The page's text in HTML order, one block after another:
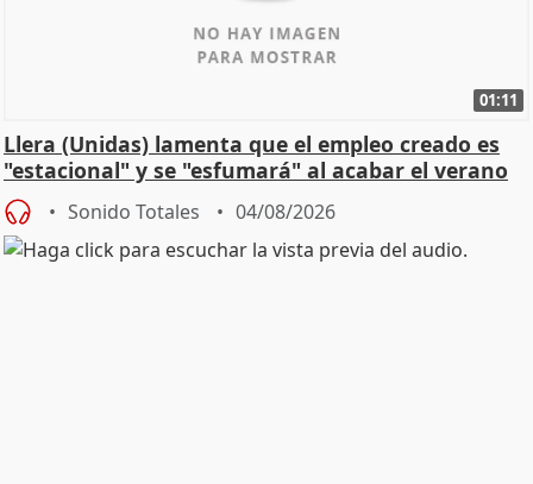
01:11
Llera (Unidas) lamenta que el empleo creado es
"estacional" y se "esfumará" al acabar el verano
Sonido Totales 04/08/2026